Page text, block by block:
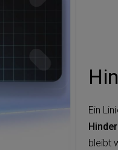
Ein
bleibt